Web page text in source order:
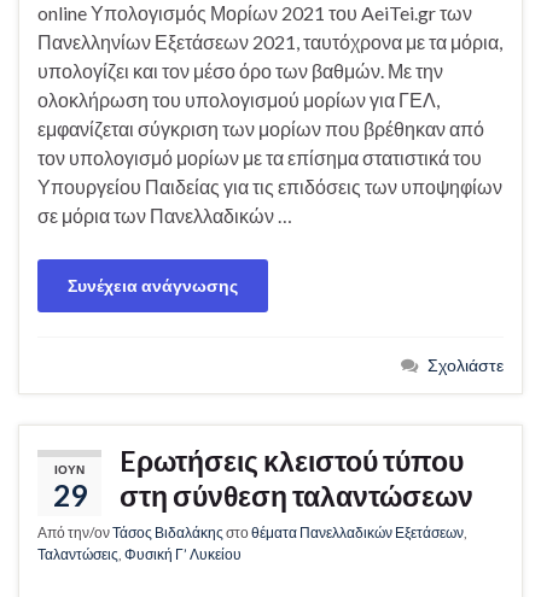
online Υπολογισμός Μορίων 2021 του AeiTei.gr των
Πανελληνίων Εξετάσεων 2021, ταυτόχρονα με τα μόρια,
υπολογίζει και τον μέσο όρο των βαθμών. Με την
ολοκλήρωση του υπολογισμού μορίων για ΓΕΛ,
εμφανίζεται σύγκριση των μορίων που βρέθηκαν από
τον υπολογισμό μορίων με τα επίσημα στατιστικά του
Υπουργείου Παιδείας για τις επιδόσεις των υποψηφίων
σε μόρια των Πανελλαδικών …
Συνέχεια ανάγνωσης
Σχολιάστε
ΙΟΎΝ
29
Eρωτήσεις κλειστού τύπου
στη σύνθεση ταλαντώσεων
Από την/ονΤάσος Βιδαλάκης στοθέματα Πανελλαδικών Εξετάσεων,
Ταλαντώσεις, Φυσική Γ’ Λυκείου